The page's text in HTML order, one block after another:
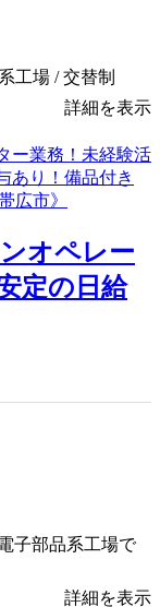
工場 / 交替制
詳細を表示
オペレー
定の日給
子部品系工場で
詳細を表示